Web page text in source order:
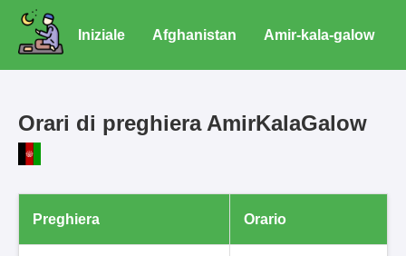
Iniziale Afghanistan Amir-kala-galow
Orari di preghiera AmirKalaGalow
Preghiera Orario